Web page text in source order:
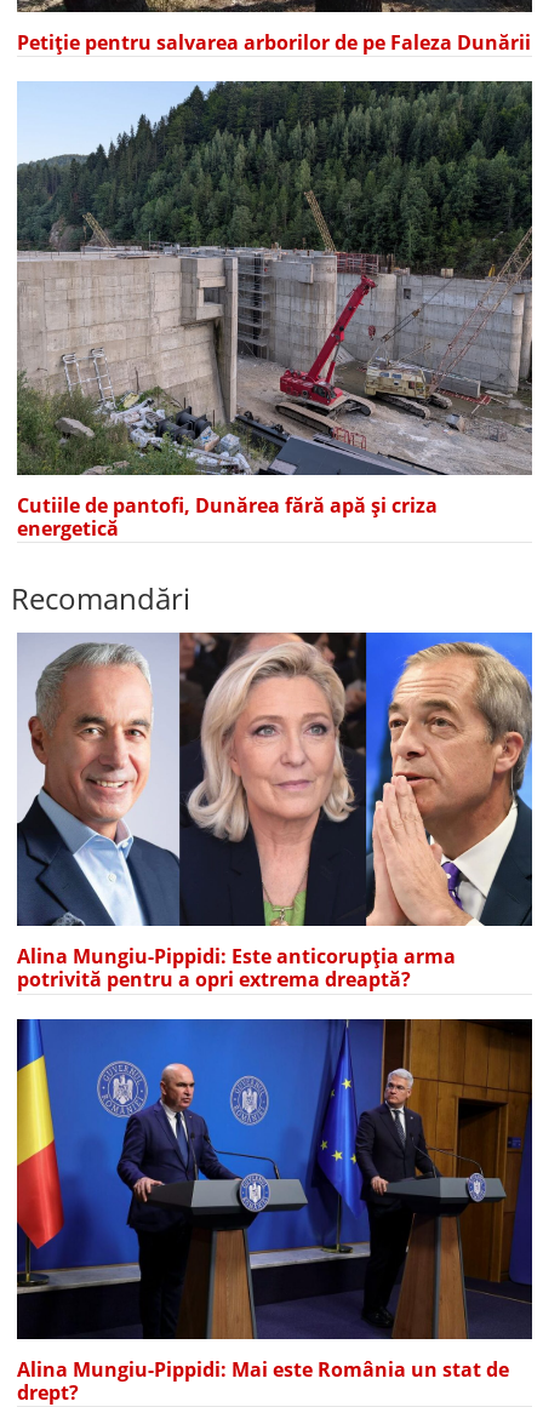
Petiție pentru salvarea arborilor de pe Faleza Dunării
Cutiile de pantofi, Dunărea fără apă și criza
energetică
Recomandări
Alina Mungiu-Pippidi: Este anticorupția arma
potrivită pentru a opri extrema dreaptă?
Alina Mungiu-Pippidi: Mai este România un stat de
drept?